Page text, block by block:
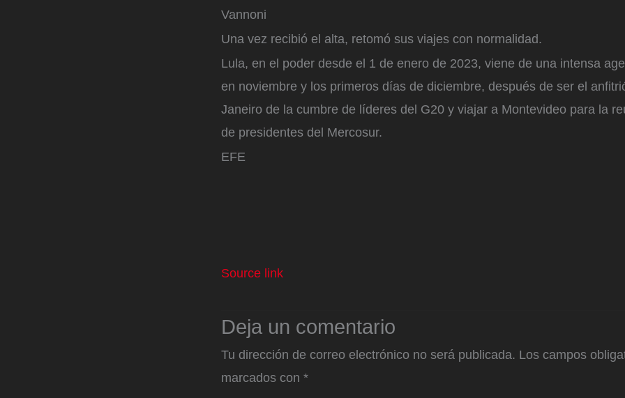
Vannoni
Una vez recibió el alta, retomó sus viajes con normalidad.
Lula, en el poder desde el 1 de enero de 2023, viene de una intensa
en noviembre y los primeros días de diciembre, después de ser el
Janeiro de la cumbre de líderes del G20 y viajar a Montevideo para la
de presidentes del Mercosur.
EFE
Source link
Deja un comentario
Tu dirección de correo electrónico no será publicada. Los campos
marcados con *